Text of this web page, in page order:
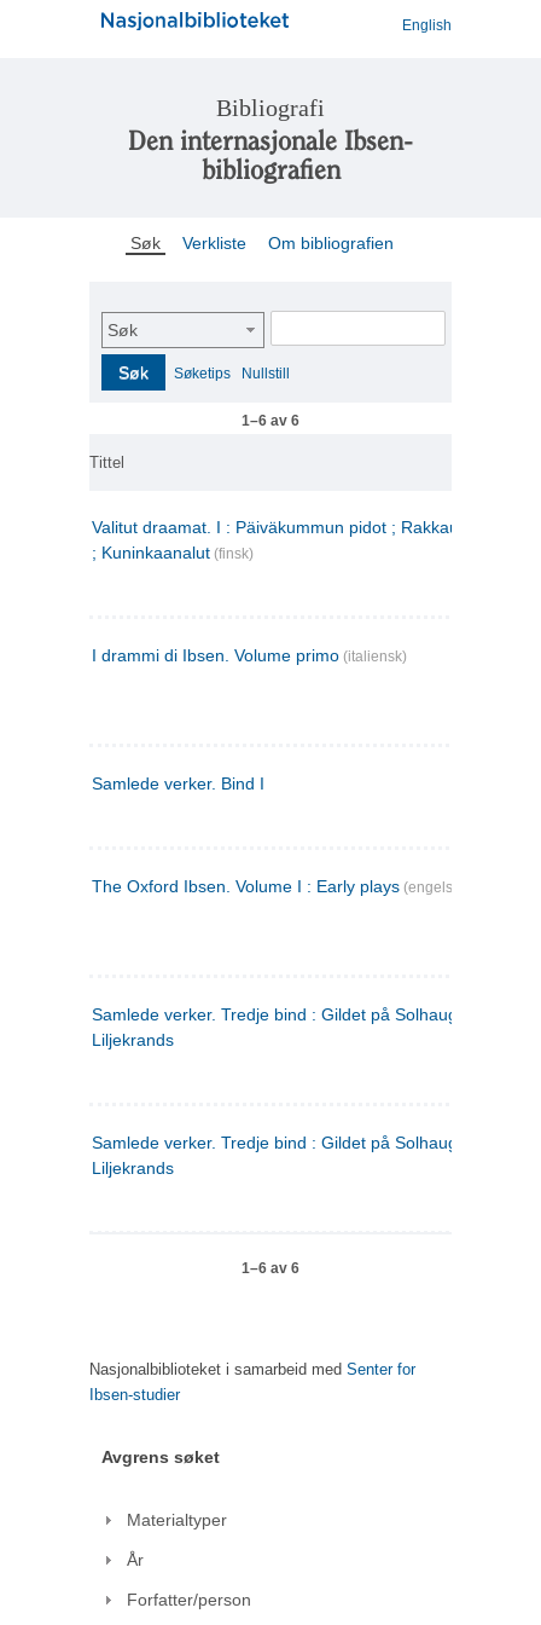
English
Bibliografi
Den internasjonale Ibsen-
bibliografien
Søk Verkliste Om bibliografien
Søk
Søk Søketips Nullstill
1–6 av 6
Tittel
Valitut draamat. I : Päiväkummun pidot ; Rakkauden
; Kuninkaanalut (finsk)
I drammi di Ibsen. Volume primo (italiensk)
Samlede verker. Bind I
The Oxford Ibsen. Volume I : Early plays (engelsk)
Samlede verker. Tredje bind : Gildet på Solhaug ; Olaf
Liljekrands
Samlede verker. Tredje bind : Gildet på Solhaug ; Olaf
Liljekrands
1–6 av 6
Nasjonalbiblioteket i samarbeid med Senter for
Ibsen-studier
Avgrens søket
Materialtyper
År
Forfatter/person